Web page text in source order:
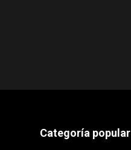
Categoría popular